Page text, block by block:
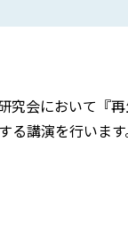
会において『
講演を行います